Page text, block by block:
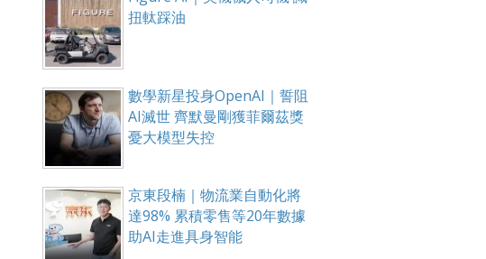
扭軚踩油
數學新星投身OpenAI｜誓阻
AI滅世 齊默曼剛獲菲爾茲獎
憂大模型失控
京東段楠｜物流業自動化將
達98% 累積零售等20年數據
助AI走進具身智能